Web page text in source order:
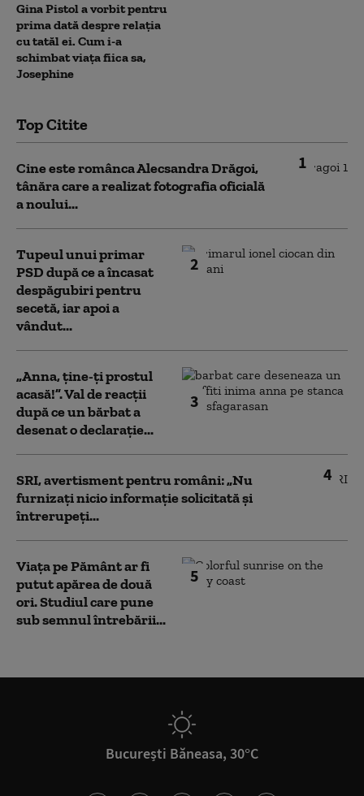
Gina Pistol a vorbit pentru
prima dată despre relația
cu tatăl ei. Cum i-a
schimbat viața fiica sa,
Josephine
Top Citite
1
Cine este românca Alecsandra Drăgoi,
tânăra care a realizat fotografia oficială
a noului...
2
Tupeul unui primar
PSD după ce a încasat
despăgubiri pentru
secetă, iar apoi a
vândut...
3
„Anna, ţine-ţi prostul
acasă!”. Val de reacții
după ce un bărbat a
desenat o declarație...
4
SRI, avertisment pentru români: „Nu
furnizați nicio informație solicitată și
întrerupeți...
5
Viața pe Pământ ar fi
putut apărea de două
ori. Studiul care pune
sub semnul întrebării...
București Băneasa, 30°C